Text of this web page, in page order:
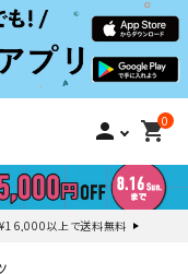
person 0
shopping_cart
以上で送料無料